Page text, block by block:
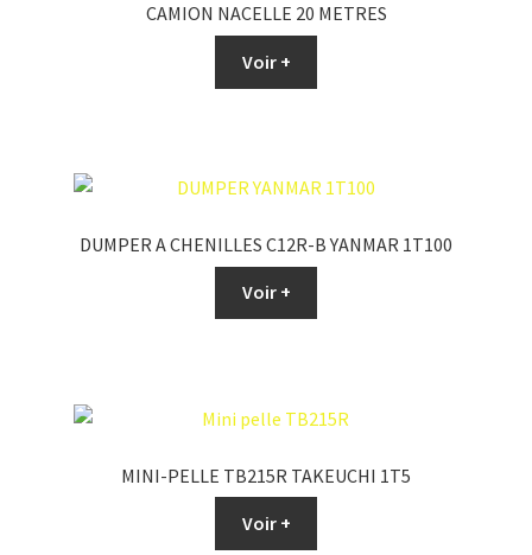
CAMION NACELLE 20 METRES
Voir +
DUMPER A CHENILLES C12R-B YANMAR 1T100
Voir +
MINI-PELLE TB215R TAKEUCHI 1T5
Voir +